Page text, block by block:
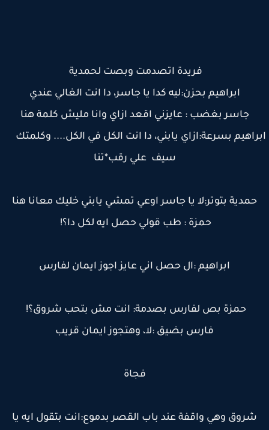
فريدة اتصدمت وبصت لحمدية
ابراهيم بحزن:ليه كدا يا جاسر، دا انت الغالي عندي
جاسر بغضب : عايزني اقعد ازاي وانا مليش كلمة هنا
بسرعة:ازاي يابني، دا انت الكل في الكل.... وكلمتك
سيف علي رقب*تنا
حمدية بتوتر:لا يا جاسر اوعي تمشي يابني خليك معانا هنا
حمزة : طب قولي حصل ايه لكل دا؟!
ابراهيم :ال حصل اني عايز اجوز ايمان لفارس
حمزة بص لفارس بصدمة: انت مش بتحب شروق؟!
فارس بضيق :لا، وهتجوز ايمان قريب
فجاة
شروق وهي واقفة عند باب القصر بدموع:انت بتقول ايه يا